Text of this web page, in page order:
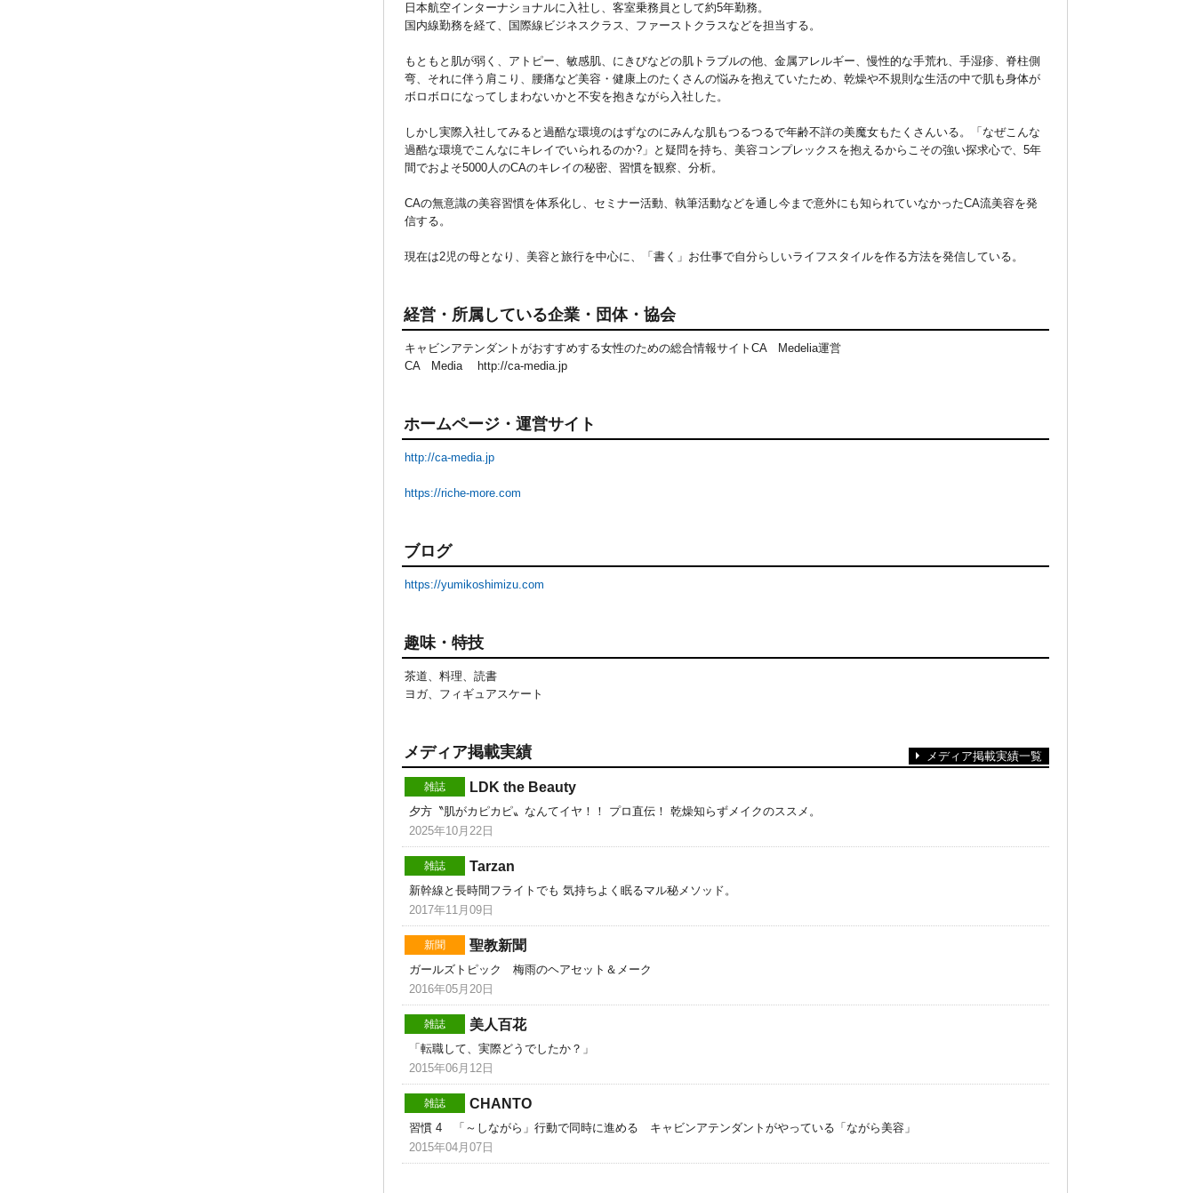
日本航空インターナショナルに入社し、客室乗務員として約5年勤務。
国内線勤務を経て、国際線ビジネスクラス、ファーストクラスなどを担当する。
もともと肌が弱く、アトピー、敏感肌、にきびなどの肌トラブルの他、金属アレルギー、慢性的な手荒れ、手湿疹、脊柱側
弯、それに伴う肩こり、腰痛など美容・健康上のたくさんの悩みを抱えていたため、乾燥や不規則な生活の中で肌も身体が
ボロボロになってしまわないかと不安を抱きながら入社した。
しかし実際入社してみると過酷な環境のはずなのにみんな肌もつるつるで年齢不詳の美魔女もたくさんいる。「なぜこんな
過酷な環境でこんなにキレイでいられるのか?」と疑問を持ち、美容コンプレックスを抱えるからこその強い探求心で、5年
間でおよそ5000人のCAのキレイの秘密、習慣を観察、分析。
CAの無意識の美容習慣を体系化し、セミナー活動、執筆活動などを通し今まで意外にも知られていなかったCA流美容を発
信する。
現在は2児の母となり、美容と旅行を中心に、「書く」お仕事で自分らしいライフスタイルを作る方法を発信している。
経営・所属している企業・団体・協会
キャビンアテンダントがおすすめする女性のための総合情報サイトCA Medelia運営
CA Media http://ca-media.jp
ホームページ・運営サイト
http://ca-media.jp
https://riche-more.com
ブログ
https://yumikoshimizu.com
趣味・特技
茶道、料理、読書
ヨガ、フィギュアスケート
メディア掲載実績 メディア掲載実績一覧
雑誌 LDK the Beauty
夕方〝肌がカピカピ〟なんてイヤ！！ プロ直伝！ 乾燥知らずメイクのススメ。
2025年10月22日
雑誌 Tarzan
新幹線と長時間フライトでも 気持ちよく眠るマル秘メソッド。
2017年11月09日
新聞 聖教新聞
ガールズトピック 梅雨のヘアセット＆メーク
2016年05月20日
雑誌 美人百花
「転職して、実際どうでしたか？」
2015年06月12日
雑誌 CHANTO
習慣 4 「～しながら」行動で同時に進める キャビンアテンダントがやっている「ながら美容」
2015年04月07日